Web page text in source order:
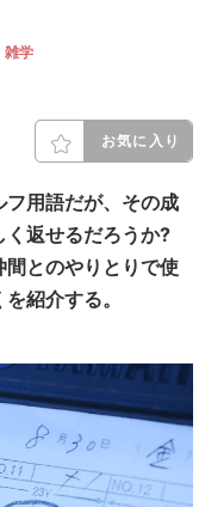
雑学
お気に入り
用語だが、その成
く返せるだろうか?
間とのやりとりで使
紹介する。